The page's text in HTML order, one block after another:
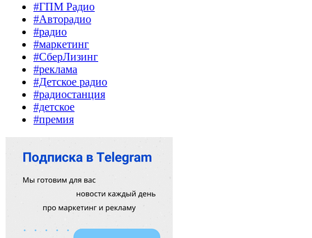
#ГПМ Радио
#Авторадио
#радио
#маркетинг
#СберЛизинг
#реклама
#Детское радио
#радиостанция
#детское
#премия